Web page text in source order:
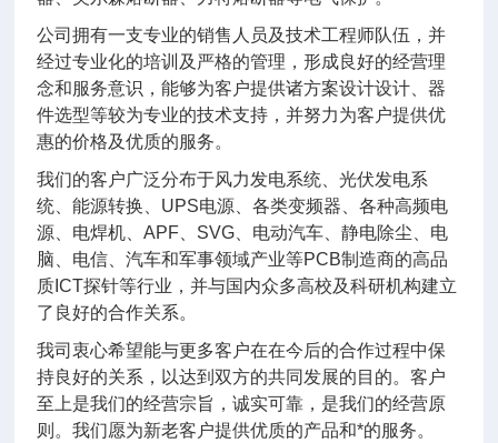
公司拥有一支专业的销售人员及技术工程师队伍，并
经过专业化的培训及严格的管理，形成良好的经营理
念和服务意识，能够为客户提供诸方案设计设计、器
件选型等较为专业的技术支持，并努力为客户提供优
惠的价格及优质的服务。
我们的客户广泛分布于风力发电系统、光伏发电系
统、能源转换、UPS电源、各类变频器、各种高频电
源、电焊机、APF、SVG、电动汽车、静电除尘、电
脑、电信、汽车和军事领域产业等PCB制造商的高品
质ICT探针等行业，并与国内众多高校及科研机构建立
了良好的合作关系。
我司衷心希望能与更多客户在在今后的合作过程中保
持良好的关系，以达到双方的共同发展的目的。客户
至上是我们的经营宗旨，诚实可靠，是我们的经营原
则。我们愿为新老客户提供优质的产品和*的服务。